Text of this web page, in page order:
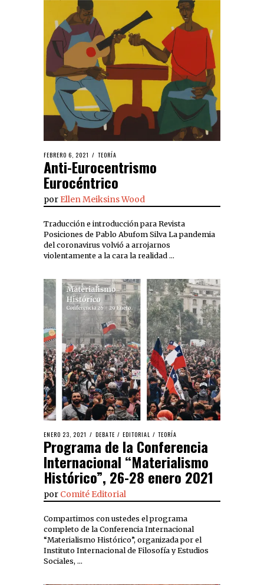
FEBRERO 6, 2021 TEORÍA
Anti-Eurocentrismo
Eurocéntrico
por Ellen Meiksins Wood
Traducción e introducción para Revista
Posiciones de Pablo Abufom Silva La pandemia
del coronavirus volvió a arrojarnos
violentamente a la cara la realidad …
ENERO 23, 2021 DEBATE / EDITORIAL / TEORÍA
Programa de la Conferencia
Internacional “Materialismo
Histórico”, 26-28 enero 2021
por Comité Editorial
Compartimos con ustedes el programa
completo de la Conferencia Internacional
“Materialismo Histórico”, organizada por el
Instituto Internacional de Filosofía y Estudios
Sociales, …